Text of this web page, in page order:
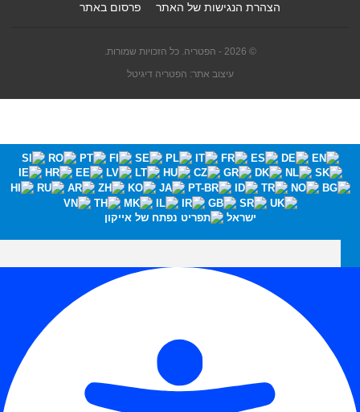
הצהרת הנגישות של האתר
פרסום באתר
© 2026 - הפטריה. כל הזכויות שמורות.
עיצוב אתר: הפטריה דיגיטל
ישראל